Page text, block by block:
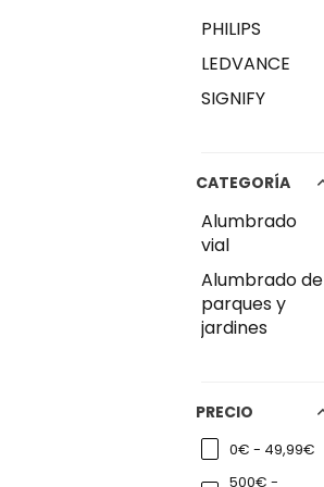
PHILIPS
LEDVANCE
SIGNIFY
CATEGORÍA
Alumbrado
vial
Alumbrado de
parques y
jardines
PRECIO
0€ - 49,99€
500€ -